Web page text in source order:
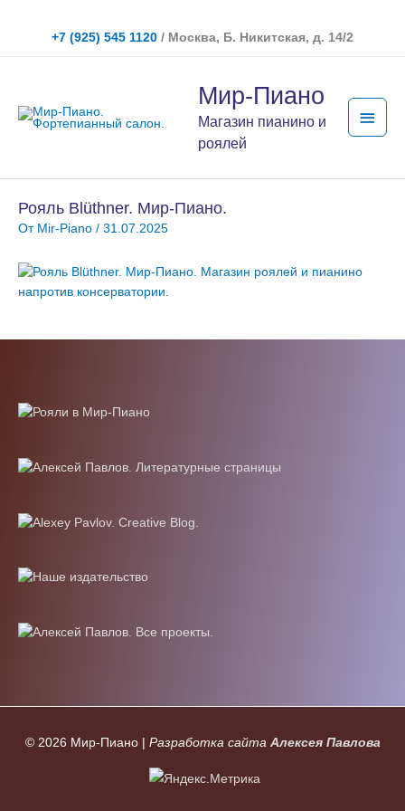
содержимому
+7 (925) 545 1120 / Москва, Б. Никитская, д. 14/2
Мир-Пиано
Магазин пианино и
роялей
меню
Рояль Blüthner. Мир-Пиано.
От Mir-Piano / 31.07.2025
© 2026 Мир-Пиано| Разработка сайта Алексея Павлова